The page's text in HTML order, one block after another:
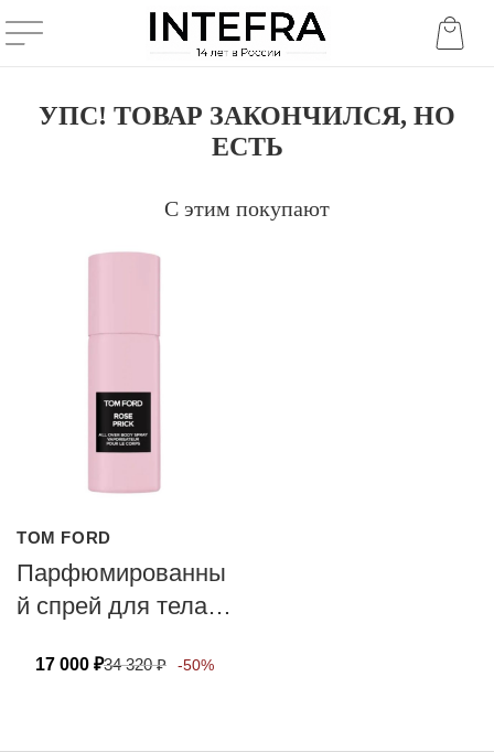
УПС! ТОВАР ЗАКОНЧИЛСЯ, НО
ЕСТЬ
С этим покупают
TOM FORD
Парфюмированны
й спрей для тела
PRICK 150 мл
17 000 ₽34 320₽ -50%